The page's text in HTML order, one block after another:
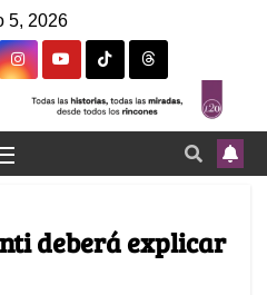
5, 2026
deberá explicar